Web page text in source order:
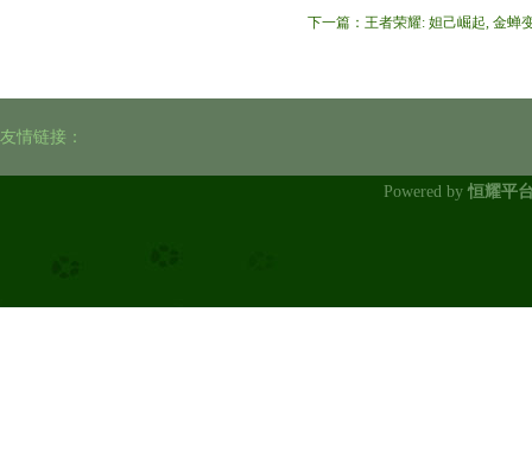
下一篇： 王者荣耀: 妲己崛起, 金蝉
友情链接：
Powered by恒耀平